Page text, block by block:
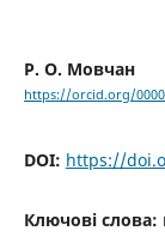
Р. О. Мовчан
https://orcid.org/
DOI: https://
Ключові слова: